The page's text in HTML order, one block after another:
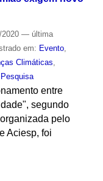
— última
em: Evento,
Climáticas
entre
segundo
pelo
Aciesp, foi